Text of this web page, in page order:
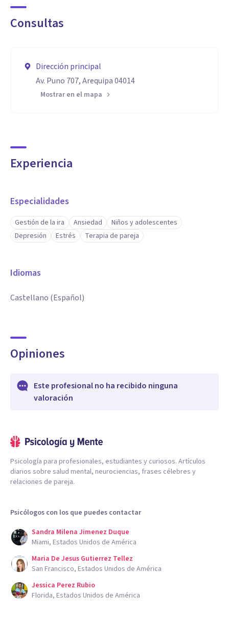
Consultas
Dirección principal
Av. Puno 707, Arequipa 04014
Mostrar en el mapa
Experiencia
Especialidades
Gestión de la ira Ansiedad
Niños y adolescentes
Depresión
Estrés Terapia de pareja
Idiomas
Castellano (Español)
Opiniones
Este profesional no ha recibido ninguna
valoración
Psicología para profesionales, estudiantes y curiosos. Artículos
diarios sobre salud mental, neurociencias, frases célebres y
relaciones de pareja.
Psicólogos con los que puedes contactar
Sandra Milena Jimenez Duque
Miami, Estados Unidos de América
Maria De Jesus Gutierrez Tellez
San Francisco, Estados Unidos de América
Jessica Perez Rubio
Florida, Estados Unidos de América